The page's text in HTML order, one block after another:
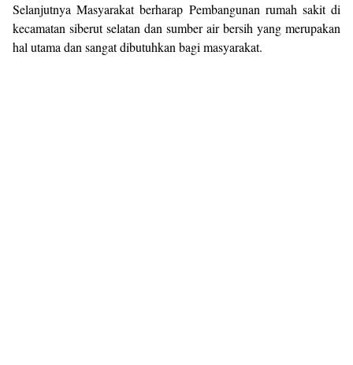
Selanjutnya Masyarakat berharap Pembangunan rumah sakit di
kecamatan siberut selatan dan sumber air bersih yang merupakan
hal utama dan sangat dibutuhkan bagi masyarakat.